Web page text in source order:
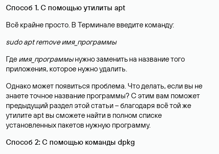
Способ 1. С помощью утилиты apt
Всё крайне просто. В Терминале введите команду:
sudo apt remove имя_программы
Где имя_программынужно заменить на название того
приложения, которое нужно удалить.
Однако может появиться проблема. Что делать, если вы не
знаете точное название программы? С этим вам поможет
предыдущий раздел этой статьи – благодаря всё той же
утилите apt вы сможете найти в полном списке
установленных пакетов нужную программу.
Способ 2: С помощью команды dpkg